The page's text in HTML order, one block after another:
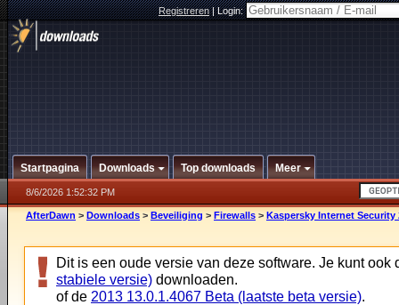
Registreren|Login:
Startpagina Downloads Top downloads Meer
8/6/2026 1:52:32 PM
AfterDawn > Downloads > Beveiliging > Firewalls > Kaspersky Internet Security
Dit is een oude versie van deze software. Je kunt ook
stabiele versie) downloaden.
of de 2013 13.0.1.4067 Beta (laatste beta versie).